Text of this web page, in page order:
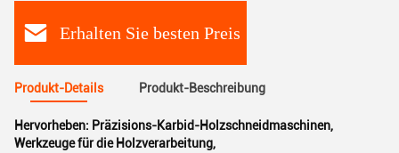
Erhalten Sie besten Preis
Produkt-Details Produkt-Beschreibung
Hervorheben: Präzisions-Karbid-Holzschneidmaschinen,
Werkzeuge für die Holzverarbeitung,